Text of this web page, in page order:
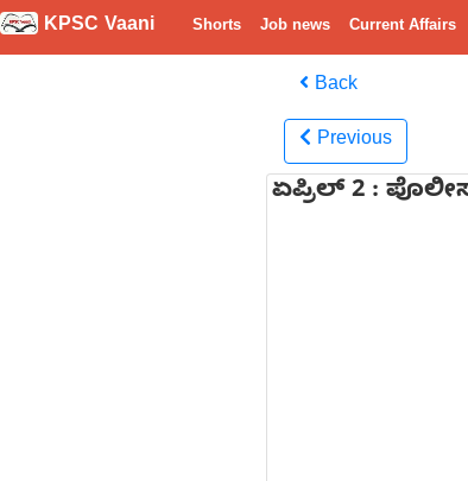
KPSC Vaani Shorts Job news Current Affairs
Back
Previous
ಏಪ್ರಿಲ್ 2 :